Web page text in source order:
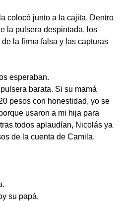
colocó junto a la cajita. Dentro
la pulsera despintada, los
la firma falsa y las capturas
esperaban.
barata. Si su mamá
pesos con honestidad, yo se
usaron a mi hija para
todos aplaudían, Nicolás ya
de la cuenta de Camila.
su papá.